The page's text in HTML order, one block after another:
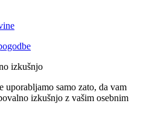
izkušnjo
uporabljamo samo zato, da vam
izkušnjo z vašim osebnim